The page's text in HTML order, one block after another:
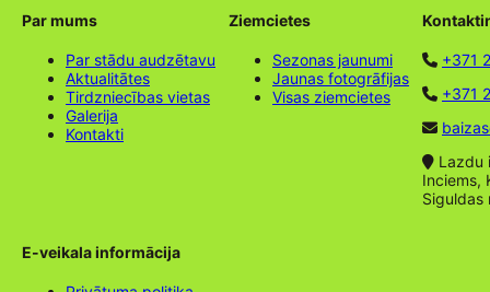
Par mums
Par stādu audzētavu
Aktualitātes
Tirdzniecības vietas
Galerija
Kontakti
Ziemcietes
Sezonas jaunumi
Jaunas fotogrāfijas
Visas ziemcietes
+371
+371
Lazdu
Inciems,
Siguldas
E-veikala informācija